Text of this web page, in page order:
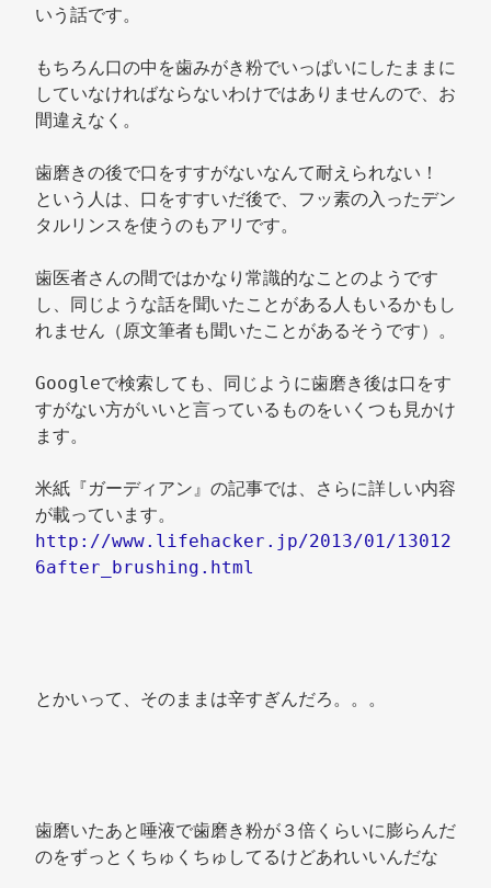
いう話です。
もちろん口の中を歯みがき粉でいっぱいにしたままに
していなければならないわけではありませんので、お
間違えなく。
歯磨きの後で口をすすがないなんて耐えられない！
という人は、口をすすいだ後で、フッ素の入ったデン
タルリンスを使うのもアリです。
歯医者さんの間ではかなり常識的なことのようです
し、同じような話を聞いたことがある人もいるかもし
Googleで検索しても、同じように歯磨き後は口をす
すがない方がいいと言っているものをいくつも見かけ
ます。
米紙『ガーディアン』の記事では、さらに詳しい内容
が載っています。
http://www.lifehacker.jp/2013/01/13012
6after_brushing.html
とかいって、そのままは辛すぎんだろ。。。
歯磨いたあと唾液で歯磨き粉が３倍くらいに膨らんだ
のをずっとくちゅくちゅしてるけどあれいいんだな